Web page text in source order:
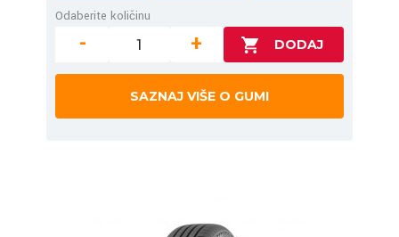
Odaberite količinu
- +
SAZNAJ VIŠE O GUMI